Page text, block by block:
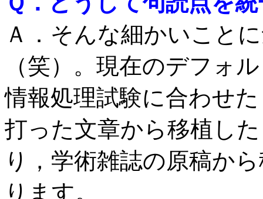
Ａ．そんな細かいこと
（笑）。現在のデフォ
情報処理試験に合わせ
打った文章から移植し
り，学術雑誌の原稿か
ります。